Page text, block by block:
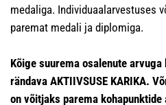
medaliga. Individuaalarvestuses
paremat medali ja diplomiga.
Kõige suurema osalenute arvuga
rändava AKTIIVSUSE KARIKA.
on võitjaks parema kohapunktide